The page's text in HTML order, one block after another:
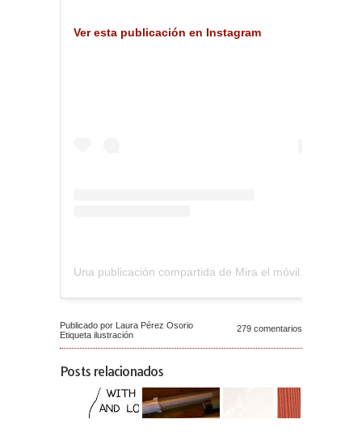
Ver esta publicación en Instagram
Una publicación compartida de Mira el móvil (@miraelmovil)
Publicado por Laura Pérez Osorio
Etiqueta ilustración
279 comentarios
Posts relacionados